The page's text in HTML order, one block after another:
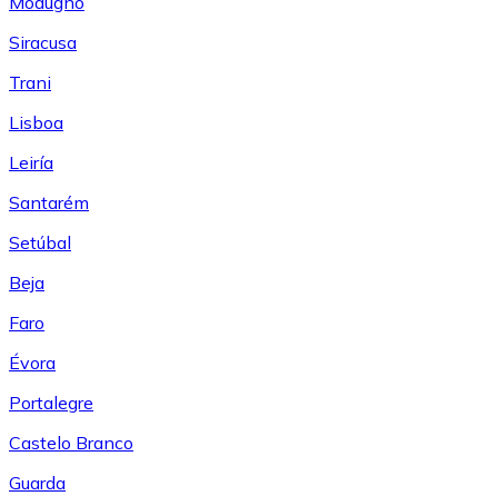
Siracusa
Trani
Lisboa
Leiría
Santarém
Setúbal
Beja
Faro
Évora
Portalegre
Castelo Branco
Guarda